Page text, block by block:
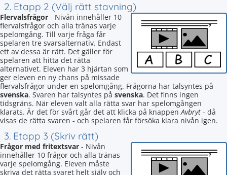
2. Etapp 2 (Välj rätt stavning)
Flervalsfrågor - Nivån innehåller 10
flervalsfrågor och alla tränas varje
spelomgång. Till varje fråga får
spelaren tre svarsalternativ. Endast
ett av dessa är rätt. Det gäller för
spelaren att hitta det rätta
alternativet. Eleven har 3 hjärtan som
ger eleven en ny chans på missade
flervalsfrågor under en spelomgång. Frågorna har talsyntes på
svenska. Svaren har talsyntes på svenska. Det finns ingen
tidsgräns. När eleven valt alla rätta svar har spelomgången
klarats. Är det för svårt går det att klicka på knappenAvbryt - då
visas de rätta svaren - och spelaren får försöka klara nivån igen.
3. Etapp 3 (Skriv rätt)
Frågor med fritextsvar - Nivån
innehåller 10 frågor och alla tränas
varje spelomgång. Eleven måste
skriva det rätta svaret helt själv och